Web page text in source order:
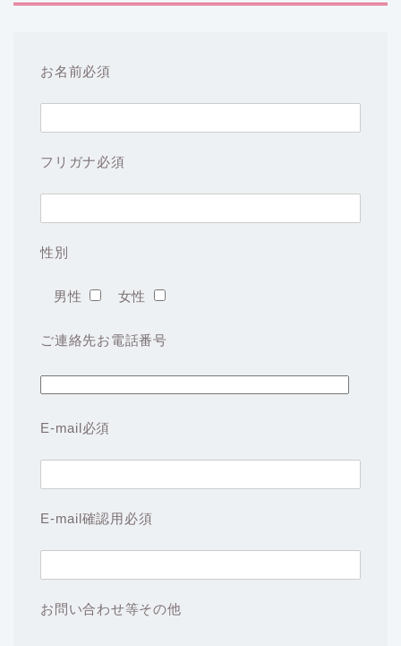
お名前必須
フリガナ必須
性別
男性 女性
ご連絡先お電話番号
E-mail必須
E-mail確認用 必須
お問い合わせ等その他